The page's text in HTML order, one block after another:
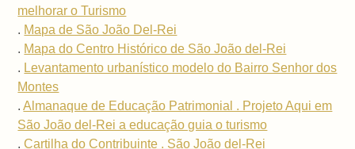
melhorar o Turismo
. Mapa de São João Del-Rei
. Mapa do Centro Histórico de São João del-Rei
. Levantamento urbanístico modelo do Bairro Senhor dos
Montes
.Almanaque de Educação Patrimonial . Projeto Aqui em
São João del-Rei a educação guia o turismo
.Cartilha do Contribuinte . São João del-Rei